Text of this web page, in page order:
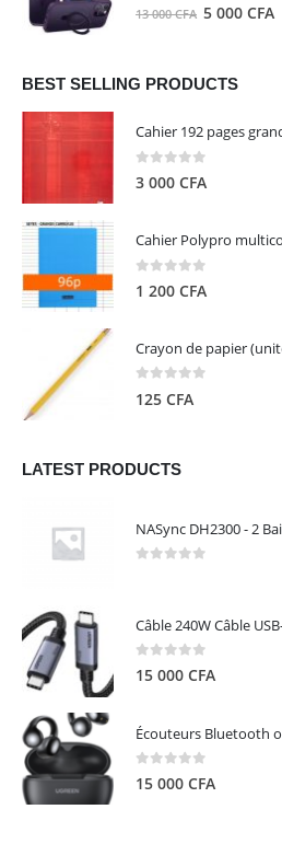
000 CFA.
13 000CFA Le
était :
000 CFA.
5 000 CFA
BEST SELLING PRODUCTS
3 000 CFA
1 200 CFA
Crayon de papier
125 CFA
LATEST PRODUCTS
NASync DH2300 - 2
0 out of 5
15 000 CFA
0 out of 5
15 000 CFA